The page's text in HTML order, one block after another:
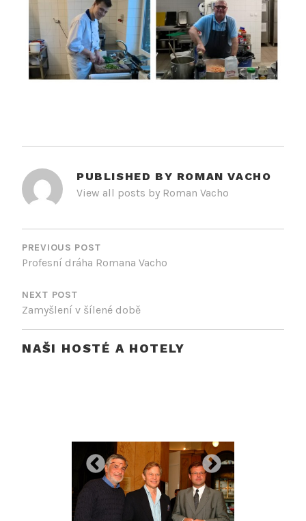
PUBLISHED BY ROMAN VACHO
View all posts by Roman Vacho
NAVIGACE
PRO
PŘÍSPĚVEK
PREVIOUS POST
Profesní dráha Romana Vacho
NEXT POST
Zamyšlení v šílené době
NAŠI HOSTÉ A HOTELY